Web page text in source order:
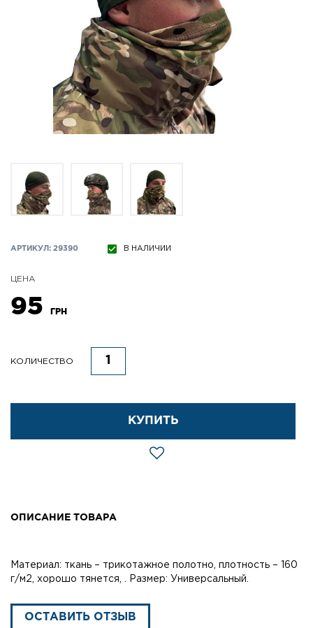
АРТИКУЛ: 29390 В НАЛИЧИИ
ЦЕНА
95 ГРН
КОЛИЧЕСТВО
КУПИТЬ
ОПИСАНИЕ ТОВАРА
Материал: ткань – трикотажное полотно, плотность – 160
г/м2, хорошо тянется, . Размер: Универсальный.
ОСТАВИТЬ ОТЗЫВ